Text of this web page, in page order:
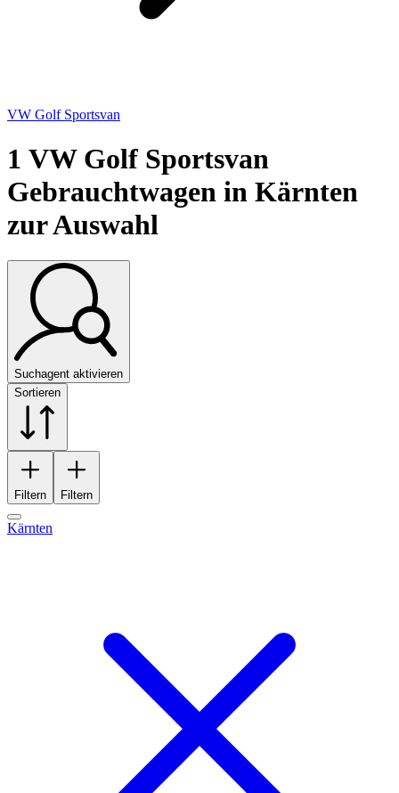
VW Golf Sportsvan
1 VW Golf Sportsvan
Gebrauchtwagen in Kärnten
zur Auswahl
Suchagent aktivieren
Sortieren
Filtern Filtern
Kärnten